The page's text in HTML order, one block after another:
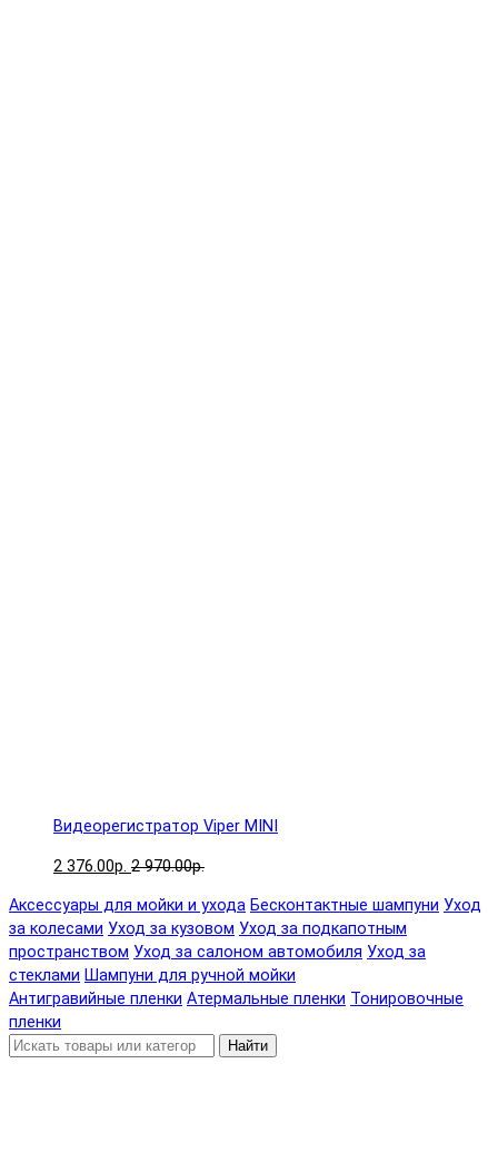
Видеорегистратор Viper MINI
2 376.00р. 2 970.00р.
Аксессуары для мойки и ухода Бесконтактные шампуни Уход
за колесами Уход за кузовом Уход за подкапотным
пространством Уход за салоном автомобиля Уход за
стеклами Шампуни для ручной мойки
Антигравийные пленки Атермальные пленки Тонировочные
пленки
Найти